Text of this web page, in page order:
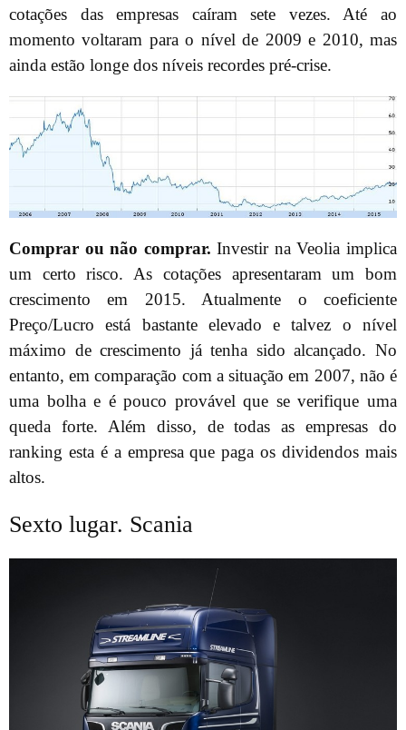
cotações das empresas caíram sete vezes. Até ao
momento voltaram para o nível de 2009 e 2010, mas
ainda estão longe dos níveis recordes pré-crise.
Comprar ou não comprar. Investir na Veolia implica
um certo risco. As cotações apresentaram um bom
crescimento em 2015. Atualmente o coeficiente
Preço/Lucro está bastante elevado e talvez o nível
máximo de crescimento já tenha sido alcançado. No
entanto, em comparação com a situação em 2007, não é
uma bolha e é pouco provável que se verifique uma
queda forte. Além disso, de todas as empresas do
ranking esta é a empresa que paga os dividendos mais
altos.
Sexto lugar. Scania